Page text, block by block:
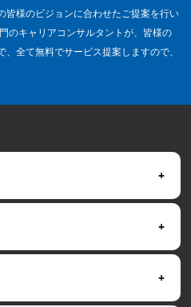
皆様のビジョンに合わせたご提案を行い
のキャリアコンサルタントが、皆様の
全て無料でサービス提案しますので、